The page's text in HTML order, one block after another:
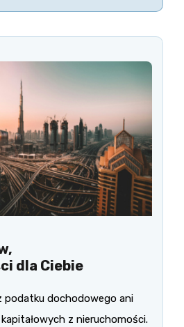
dla Ciebie
podatku dochodowego ani
z nieruchomości.